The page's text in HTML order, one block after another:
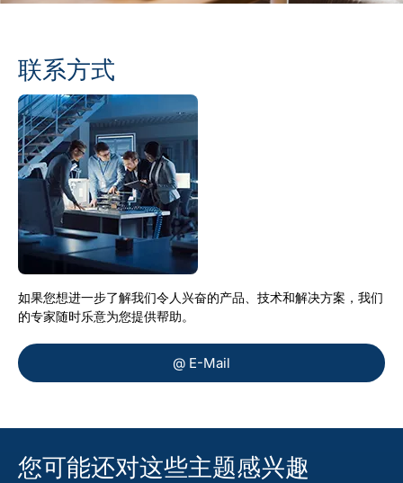
联系方式
如果您想进一步了解我们令人兴奋的产品、技术和解决方案，我们
的专家随时乐意为您提供帮助。
@ E-Mail
您可能还对这些主题感兴趣